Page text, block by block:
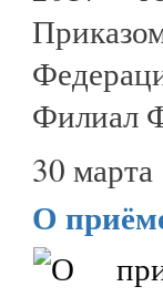
Филиал
30
О